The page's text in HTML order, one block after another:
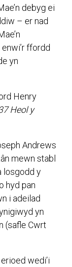
debyg ei
– er nad
ffordd
yn
Henry
Heol y
Andrews
mewn stabl
losgodd y
hyd pan
i adeilad
yn
(safle Cwrt
wedi’i